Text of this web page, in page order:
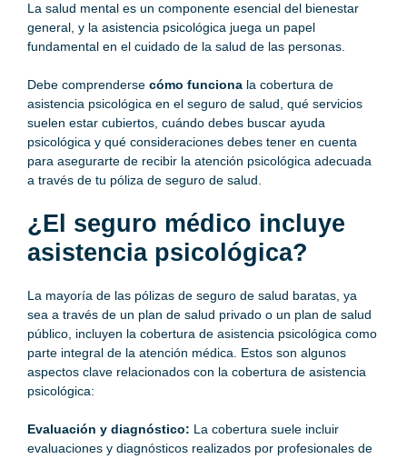
La salud mental es un componente esencial del bienestar
general, y la asistencia psicológica juega un papel
fundamental en el cuidado de la salud de las personas.
Debe comprenderse cómo funciona la cobertura de
asistencia psicológica en el seguro de salud , qué servicios
suelen estar cubiertos, cuándo debes buscar ayuda
psicológica y qué consideraciones debes tener en cuenta
para asegurarte de recibir la atención psicológica adecuada
a través de tu póliza de seguro de salud.
¿El seguro médico incluye
asistencia psicológica?
La mayoría de las pólizas de seguro de salud baratas , ya
sea a través de un plan de salud privado o un plan de salud
público, incluyen la cobertura de asistencia psicológica como
parte integral de la atención médica. Estos son algunos
aspectos clave relacionados con la cobertura de asistencia
psicológica:
Evaluación y diagnóstico: La cobertura suele incluir
evaluaciones y diagnósticos realizados por profesionales de